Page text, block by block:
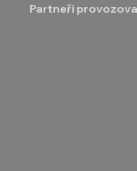
Partneři